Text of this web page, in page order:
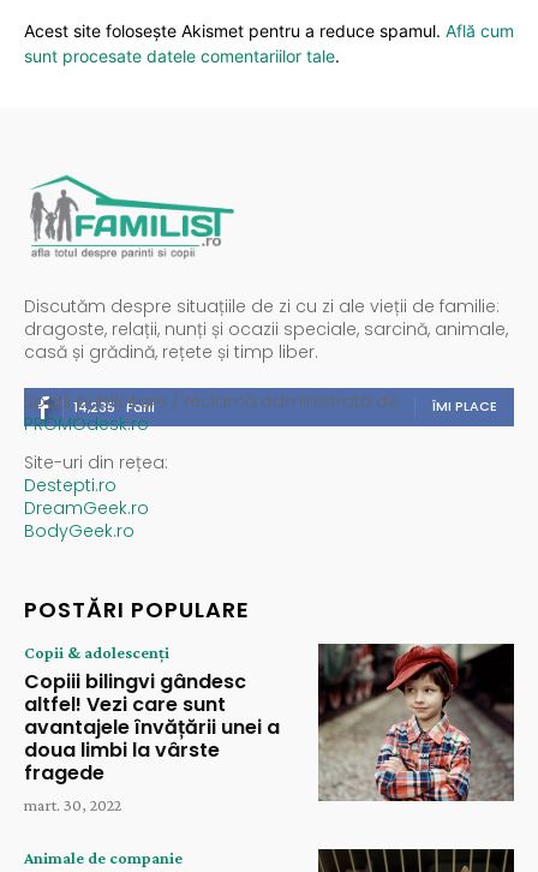
Acest site folosește Akismet pentru a reduce spamul. Află cum
sunt procesate datele comentariilor tale.
Discutăm despre situațiile de zi cu zi ale vieții de familie:
dragoste, relații, nunți și ocazii speciale, sarcină, animale,
casă și grădină, rețete și timp liber.
14,235 Fani ÎMI PLACE
Spații publicitare / reclamă administrată de
PROMOdesk.ro
Site-uri din rețea:
Destepti.ro
DreamGeek.ro
BodyGeek.ro
POSTĂRI POPULARE
Copii & adolescenți
Copiii bilingvi gândesc
altfel! Vezi care sunt
avantajele învățării unei a
doua limbi la vârste
fragede
mart. 30, 2022
Animale de companie